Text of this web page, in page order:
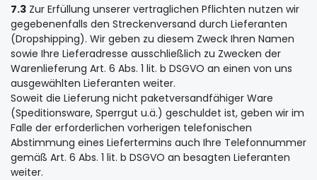
7.3 Zur Erfüllung unserer vertraglichen Pflichten nutzen wir
gegebenenfalls den Streckenversand durch Lieferanten
(Dropshipping). Wir geben zu diesem Zweck Ihren Namen
sowie Ihre Lieferadresse ausschließlich zu Zwecken der
Warenlieferung Art. 6 Abs. 1 lit. b DSGVO an einen von uns
ausgewählten Lieferanten weiter.
Soweit die Lieferung nicht paketversandfähiger Ware
(Speditionsware, Sperrgut u.ä.) geschuldet ist, geben wir im
Falle der erforderlichen vorherigen telefonischen
Abstimmung eines Liefertermins auch Ihre Telefonnummer
gemäß Art. 6 Abs. 1 lit. b DSGVO an besagten Lieferanten
weiter.